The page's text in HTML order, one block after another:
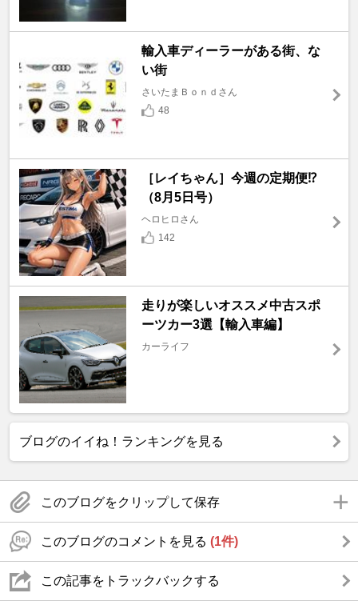
輸入車ディーラーがある街、な
い街
さいたまＢｏｎｄさん
48
［レイちゃん］今週の定期便⁉️
（8月5日号）
ヘロヒロさん
142
走りが楽しいオススメ中古スポ
ーツカー3選【輸入車編】
カーライフ
ブログのイイね！ランキングを見る
このブログをクリップして保存
このブログのコメントを見る (1件)
この記事をトラックバックする